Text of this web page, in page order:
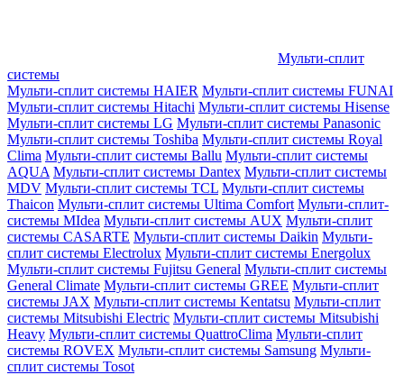
Мульти-сплит
системы
Мульти-сплит системы HAIER Мульти-сплит системы FUNAI
Мульти-сплит системы Hitachi Мульти-сплит системы Hisense
Мульти-сплит системы LG Мульти-сплит системы Panasonic
Мульти-сплит системы Toshiba Мульти-сплит системы Royal
Clima Мульти-сплит системы Ballu Мульти-сплит системы
AQUA Мульти-сплит системы Dantex Мульти-сплит системы
MDV Мульти-сплит системы TCL Мульти-сплит системы
Thaicon Мульти-сплит системы Ultima Comfort Мульти-сплит-
системы MIdea Мульти-сплит системы AUX Мульти-сплит
системы CASARTE Мульти-сплит системы Daikin Мульти-
сплит системы Electrolux Мульти-сплит системы Energolux
Мульти-сплит системы Fujitsu General Мульти-сплит системы
General Climate Мульти-сплит системы GREE Мульти-сплит
системы JAX Мульти-сплит системы Kentatsu Мульти-сплит
системы Mitsubishi Electric Мульти-сплит системы Mitsubishi
Heavy Мульти-сплит системы QuattroClima Мульти-сплит
системы ROVEX Мульти-сплит системы Samsung Мульти-
сплит системы Tosot